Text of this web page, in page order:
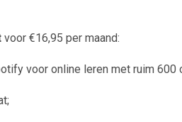
voor €16,95 per maand:
voor online leren met ruim